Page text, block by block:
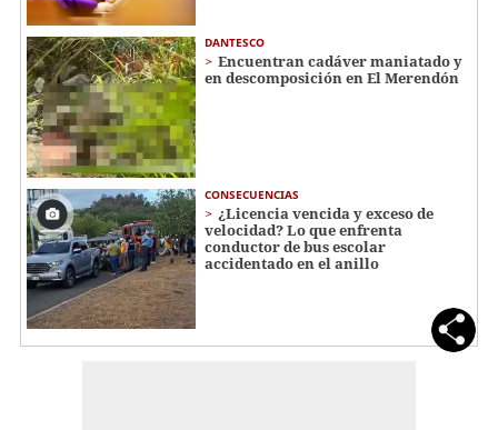
DANTESCO
Encuentran cadáver maniatado y
en descomposición en El Merendón
CONSECUENCIAS
¿Licencia vencida y exceso de
velocidad? Lo que enfrenta
conductor de bus escolar
accidentado en el anillo